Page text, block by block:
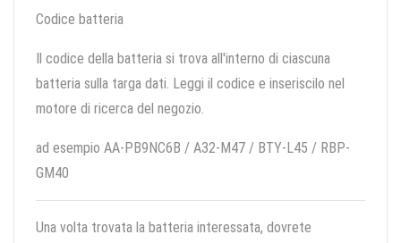
Codice batteria
Il codice della batteria si trova all'interno di ciascuna
batteria sulla targa dati. Leggi il codice e inseriscilo nel
motore di ricerca del negozio.
ad esempio AA-PB9NC6B / A32-M47 / BTY-L45 / RBP-
GM40
Una volta trovata la batteria interessata, dovrete